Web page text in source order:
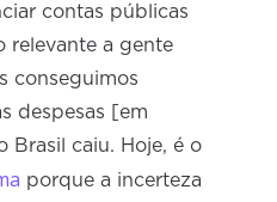
contas públicas
relevante a gente
conseguimos
despesas [em
Brasil caiu. Hoje, é o
porque a incerteza